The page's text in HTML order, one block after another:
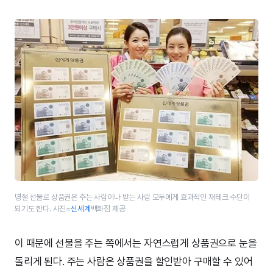
명절 선물로 상품권은 주는 사람이나 받는 사람 모두에게 효과적인 재테크 수단이
되기도 한다. 사진=신세계 백화점 제공
이 때문에 선물을 주는 쪽에서는 자연스럽게 상품권으로 눈을
돌리게 된다. 주는 사람은 상품권을 할인받아 구매할 수 있어